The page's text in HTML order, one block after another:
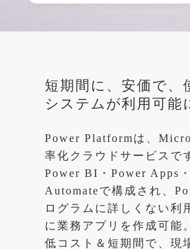
短期間に、安価で、
システムが利用可能
Power Platformは、
率化クラウドサービスで
Power BI・Power Apps
Automateで構成され、
ログラムに詳しくない利
に業務アプリを作成可能。
低コスト＆短期間で、現